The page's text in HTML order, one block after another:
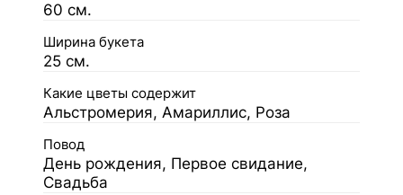
60 см.
Ширина букета
25 см.
Какие цветы содержит
Альстромерия, Амариллис, Роза
Повод
День рождения, Первое свидание,
Свадьба